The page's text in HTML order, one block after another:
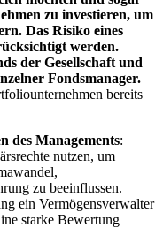
zu investieren, um
Das Risiko eines
werden.
der Gesellschaft und
Fondsmanager.
bereits
des Managements:
nutzen, um
zu beeinflussen.
ein Vermögensverwalter
starke Bewertung